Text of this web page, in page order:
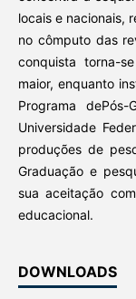
locais e nacionais,
no cômputo das
conquista torna-
maior, enquanto
Programa
Universidade
produções de
Graduação e
sua aceitação
educacional.
DOWNLOADS